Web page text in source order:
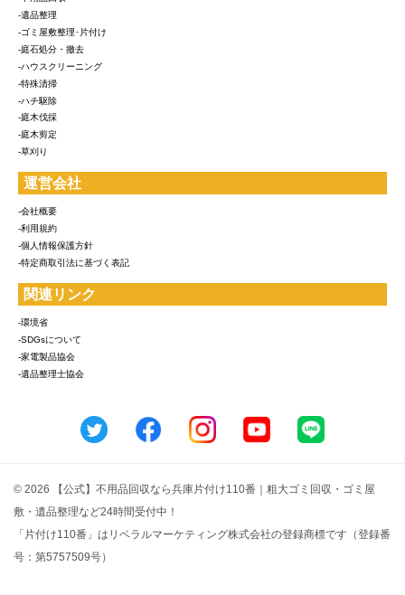
-遺品整理
-ゴミ屋敷整理･片付け
-庭石処分・撤去
-ハウスクリーニング
-特殊清掃
-ハチ駆除
-庭木伐採
-庭木剪定
-草刈り
運営会社
-会社概要
-利用規約
-個人情報保護方針
-特定商取引法に基づく表記
関連リンク
-環境省
-SDGsについて
-家電製品協会
-遺品整理士協会
© 2026 【公式】不用品回収なら兵庫片付け110番｜粗大ゴミ回収・ゴミ屋
敷・遺品整理など24時間受付中！
「片付け110番」はリベラルマーケティング株式会社の登録商標です（登録番
号：第5757509号）